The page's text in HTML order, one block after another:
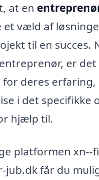
at en
et væld af
til en succes.
er
for deres
i det specifikke
hjælp til.
platformen xn--
jub.dk får du